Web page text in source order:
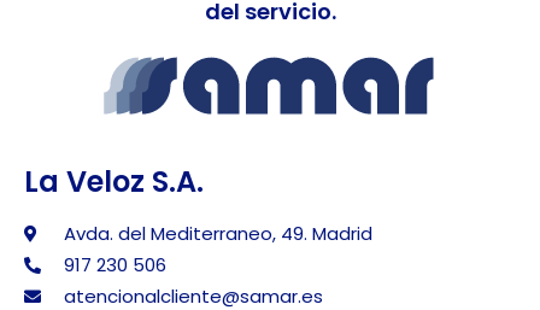
del servicio.
La Veloz S.A.
Avda. del Mediterraneo, 49. Madrid
917 230 506
atencionalcliente@samar.es